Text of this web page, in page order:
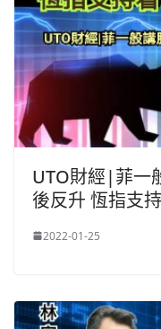
UTO財經|菲一
後反升 恆指支
2022-01-25